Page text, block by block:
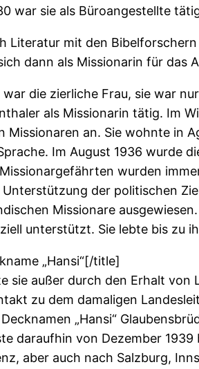
war sie als Büroangestellte
Literatur mit den
dann als Missionarin für das
war die zierliche Frau, sie war
als Missionarin tätig. Im
Missionaren an. Sie wohnte in
Im August 1936 wurde
wurden
der politischen
Missionare
unterstützt. Sie lebte bis zu
„Hansi“[/title]
sie außer durch den Erhalt
zu dem damaligen
Decknamen „Hansi“
daraufhin von Dezember
aber auch nach Salzburg,